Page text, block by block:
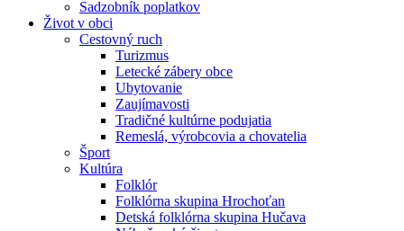
Sadzobník poplatkov
Život v obci
Cestovný ruch
Turizmus
Letecké zábery obce
Ubytovanie
Zaujímavosti
Tradičné kultúrne podujatia
Remeslá, výrobcovia a chovatelia
Šport
Kultúra
Folklór
Folklórna skupina Hrochoťan
Detská folklórna skupina Hučava